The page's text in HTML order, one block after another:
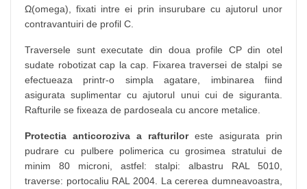
Ω(omega), fixati intre ei prin insurubare cu ajutorul unor
contravantuiri de profil C.
Traversele sunt executate din doua profile CP din otel
sudate robotizat cap la cap. Fixarea traversei de stalpi se
efectueaza printr-o simpla agatare, imbinarea fiind
asigurata suplimentar cu ajutorul unui cui de siguranta.
Rafturile se fixeaza de pardoseala cu ancore metalice.
Protectia anticoroziva a rafturiloreste asigurata prin
pudrare cu pulbere polimerica cu grosimea stratului de
minim 80 microni, astfel: stalpi: albastru RAL 5010,
traverse: portocaliu RAL 2004. La cererea dumneavoastra,